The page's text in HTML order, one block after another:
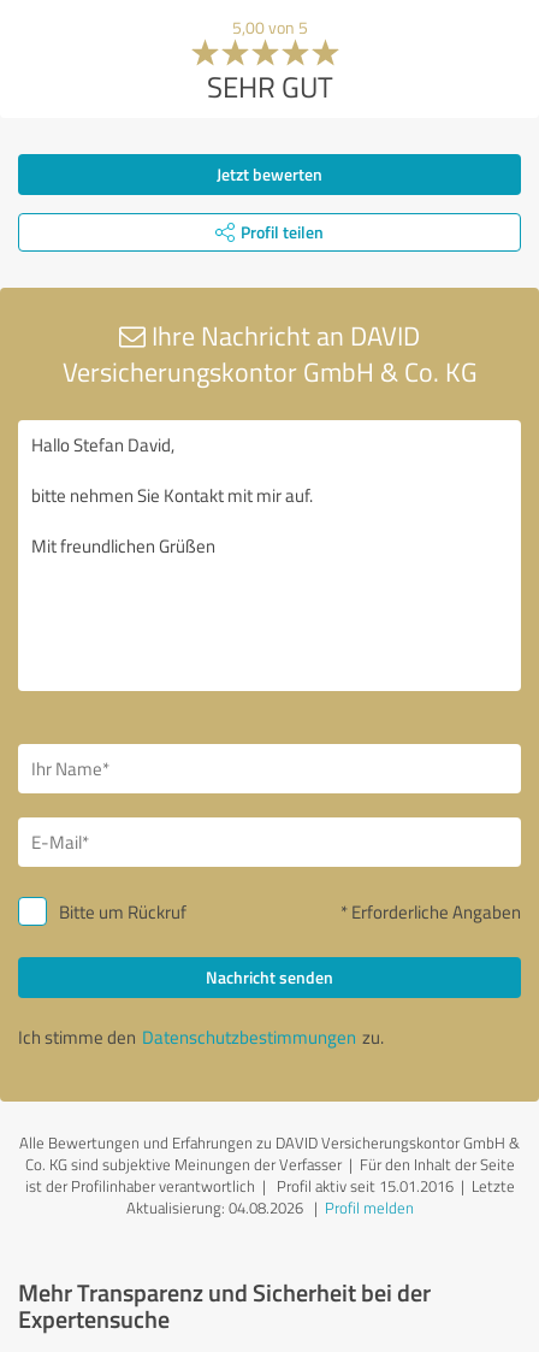
5,00 von 5
SEHR GUT
Jetzt bewerten
Profil teilen
Ihre Nachricht an DAVID
Versicherungskontor GmbH & Co. KG
Bitte um Rückruf * Erforderliche Angaben
Nachricht senden
Ich stimme den Datenschutzbestimmungen zu.
Alle Bewertungen und Erfahrungen zu DAVID Versicherungskontor GmbH &
Co. KG sind subjektive Meinungen der Verfasser | Für den Inhalt der Seite
ist der Profilinhaber verantwortlich | Profil aktiv seit 15.01.2016 | Letzte
Aktualisierung: 04.08.2026| Profil melden
Mehr Transparenz und Sicherheit bei der
Expertensuche